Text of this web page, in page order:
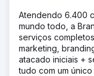
Atendendo 6.400
mundo todo, a
serviços
marketing,
atacado iniciais +
tudo com um